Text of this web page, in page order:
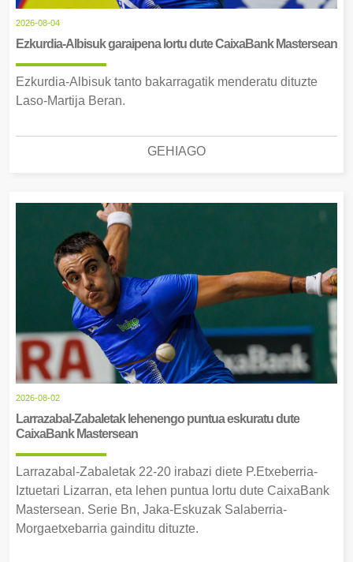
2026-08-04
Ezkurdia-Albisuk garaipena lortu dute CaixaBank Mastersean
Ezkurdia-Albisuk tanto bakarragatik menderatu dituzte
Laso-Martija Beran.
GEHIAGO
2026-08-02
Larrazabal-Zabaletak lehenengo puntua eskuratu dute
CaixaBank Mastersean
Larrazabal-Zabaletak 22-20 irabazi diete P.Etxeberria-
Iztuetari Lizarran, eta lehen puntua lortu dute CaixaBank
Mastersean. Serie Bn, Jaka-Eskuzak Salaberria-
Morgaetxebarria gainditu dituzte.